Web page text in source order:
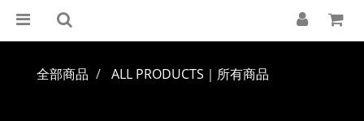
全部商品 ALL PRODUCTS｜所有商品